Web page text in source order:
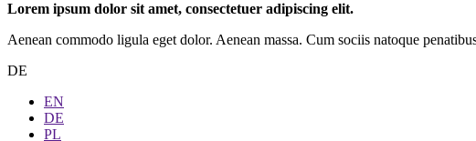
Lorem ipsum dolor sit amet, consectetuer adipiscing elit.
Aenean commodo ligula eget dolor. Aenean massa. Cum sociis natoque
DE
EN
DE
PL